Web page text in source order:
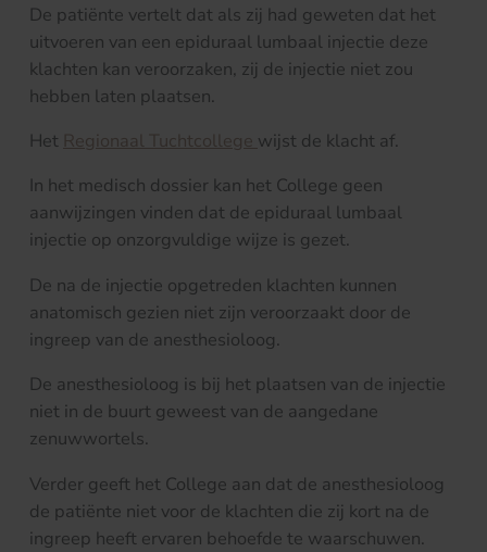
De patiënte vertelt dat als zij had geweten dat het
uitvoeren van een epiduraal lumbaal injectie deze
klachten kan veroorzaken, zij de injectie niet zou
hebben laten plaatsen.
Het Regionaal Tuchtcollege wijst de klacht af.
In het medisch dossier kan het College geen
aanwijzingen vinden dat de epiduraal lumbaal
injectie op onzorgvuldige wijze is gezet.
De na de injectie opgetreden klachten kunnen
anatomisch gezien niet zijn veroorzaakt door de
ingreep van de anesthesioloog.
De anesthesioloog is bij het plaatsen van de injectie
niet in de buurt geweest van de aangedane
zenuwwortels.
Verder geeft het College aan dat de anesthesioloog
de patiënte niet voor de klachten die zij kort na de
ingreep heeft ervaren behoefde te waarschuwen.